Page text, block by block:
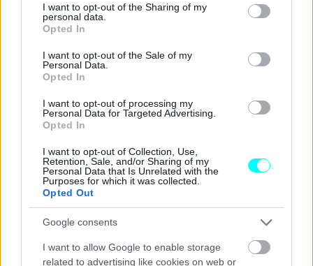
not limited to your visit or usage behaviour. You may click to
grant or deny consent to Google and its third-party tags to
use your data for below specified purposes in below Google
consent section.
I want to opt-out of the Sharing of my
personal data.
Opted In
I want to opt-out of the Sale of my
Personal Data.
Opted In
I want to opt-out of processing my
Personal Data for Targeted Advertising.
Opted In
I want to opt-out of Collection, Use,
Retention, Sale, and/or Sharing of my
Personal Data that Is Unrelated with the
Purposes for which it was collected.
Opted Out
Google consents
I want to allow Google to enable storage
related to advertising like cookies on web or
έτους ο οδηγός δεν εμπλακεί σε κάποιο ατύχημα,τότε